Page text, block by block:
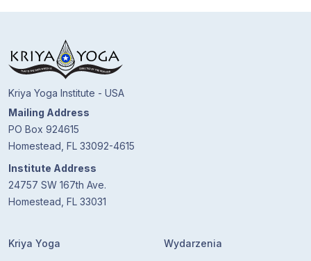
Kriya Yoga Institute - USA
Mailing Address
PO Box 924615
Homestead, FL 33092-4615
Institute Address
24757 SW 167th Ave.
Homestead, FL 33031
Kriya Yoga Wydarzenia